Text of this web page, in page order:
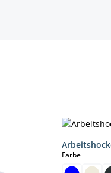
Farbe